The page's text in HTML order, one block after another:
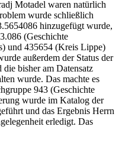
Motadel waren natürlich
wurde schließlich
hinzugefügt wurde,
(Geschichte
und 435654 (Kreis Lippe)
außerdem der Status der
bisher am Datensatz
wurde. Das machte es
943 (Geschichte
wurde im Katalog der
und das Ergebnis Herrn
erledigt. Das